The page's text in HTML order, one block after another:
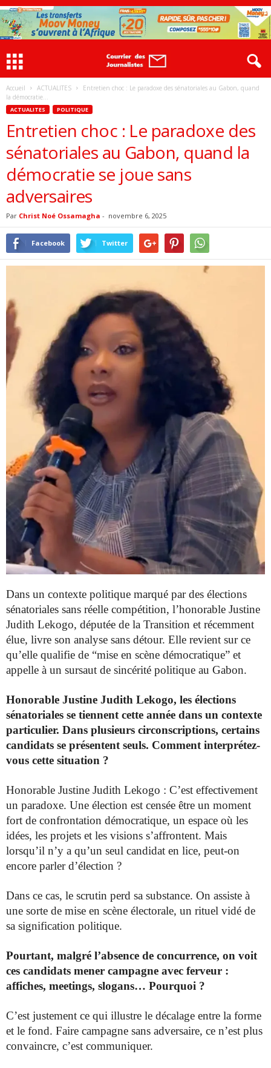
Accueil ACTUALITES
Entretien choc : Le paradoxe des sénatoriales au Gabon, quand
la démocratie...
ACTUALITES POLITIQUE
Entretien choc : Le paradoxe des
sénatoriales au Gabon, quand la
démocratie se joue sans
adversaires
Par Christ Noé Ossamagha - novembre 6, 2025
Facebook Twitter
Dans un contexte politique marqué par des élections
sénatoriales sans réelle compétition, l’honorable Justine
Judith Lekogo, députée de la Transition et récemment
élue, livre son analyse sans détour. Elle revient sur ce
qu’elle qualifie de “mise en scène démocratique” et
appelle à un sursaut de sincérité politique au Gabon.
Honorable Justine Judith Lekogo, les élections
sénatoriales se tiennent cette année dans un contexte
particulier. Dans plusieurs circonscriptions, certains
candidats se présentent seuls. Comment interprétez-
vous cette situation ?
Honorable Justine Judith Lekogo : C’est effectivement
un paradoxe. Une élection est censée être un moment
fort de confrontation démocratique, un espace où les
idées, les projets et les visions s’affrontent. Mais
lorsqu’il n’y a qu’un seul candidat en lice, peut-on
encore parler d’élection ?
Dans ce cas, le scrutin perd sa substance. On assiste à
une sorte de mise en scène électorale, un rituel vidé de
sa signification politique.
Pourtant, malgré l’absence de concurrence, on voit
ces candidats mener campagne avec ferveur :
affiches, meetings, slogans… Pourquoi ?
C’est justement ce qui illustre le décalage entre la forme
et le fond. Faire campagne sans adversaire, ce n’est plus
convaincre, c’est communiquer.